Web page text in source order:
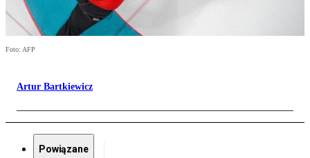
Foto: AFP
Artur Bartkiewicz
Powiązane